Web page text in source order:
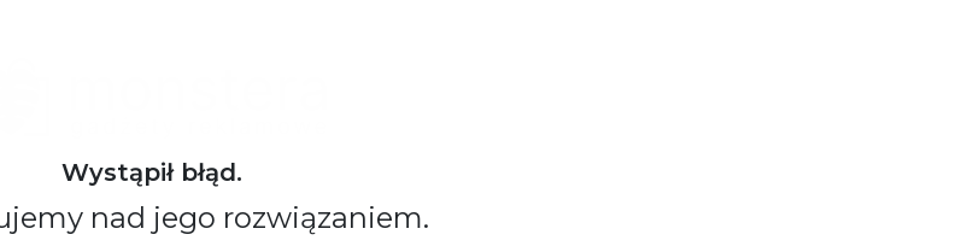
Wystąpił błąd.
nad jego rozwiązaniem.